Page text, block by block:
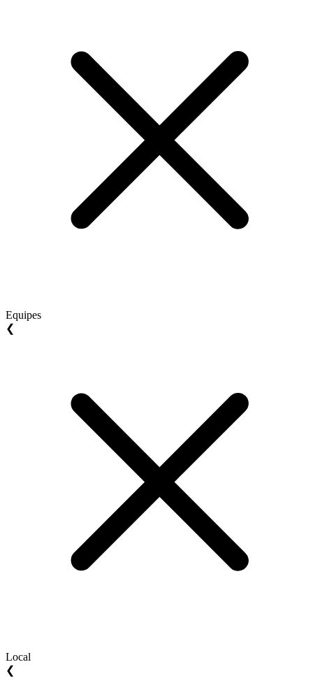
Equipes
❮
Local
❮